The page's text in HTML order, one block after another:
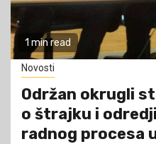
1 min read
Novosti
Održan okrugli
o štrajku i
radnog procesa